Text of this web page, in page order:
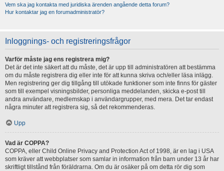
Vem ska jag kontakta med juridiska ärenden angående detta forum?
Hur kontaktar jag en forumadministratör?
Inloggnings- och registreringsfrågor
Varför måste jag ens registrera mig?
Det är det inte säkert att du måste, det är upp till administratören att bestämma
om du måste registrera dig eller inte för att kunna skriva och/eller läsa inlägg.
Men registrering ger dig tillgång till utökade funktioner som inte finns för gäster
som till exempel visningsbilder, personliga meddelanden, skicka e-post till
andra användare, medlemskap i användargrupper, med mera. Det tar endast
några minuter att registrera sig, så det rekommenderas.
Upp
Vad är COPPA?
COPPA, eller Child Online Privacy and Protection Act of 1998, är en lag i USA
som kräver att webbplatser som samlar in information från barn under 13 år har
skriftligt tillstånd från föräldrarna. Om du är osäker på om detta rör dig som